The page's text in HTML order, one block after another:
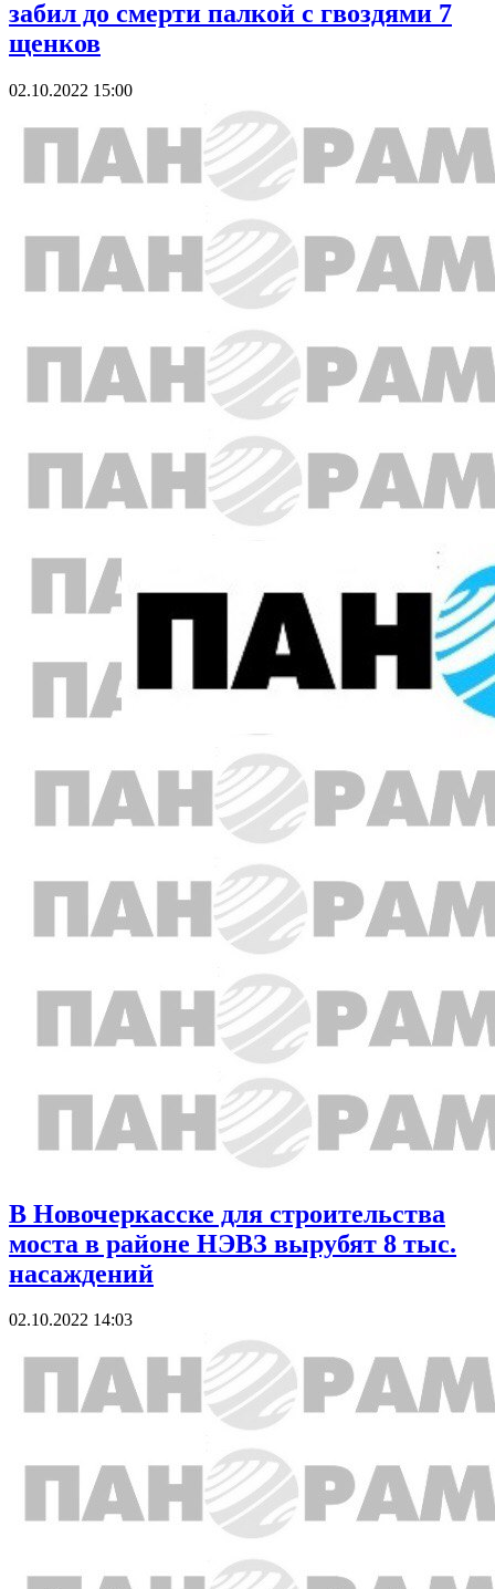
забил до смерти палкой с гвоздями 7
щенков
02.10.2022 15:00
В Новочеркасске для строительства
моста в районе НЭВЗ вырубят 8 тыс.
насаждений
02.10.2022 14:03